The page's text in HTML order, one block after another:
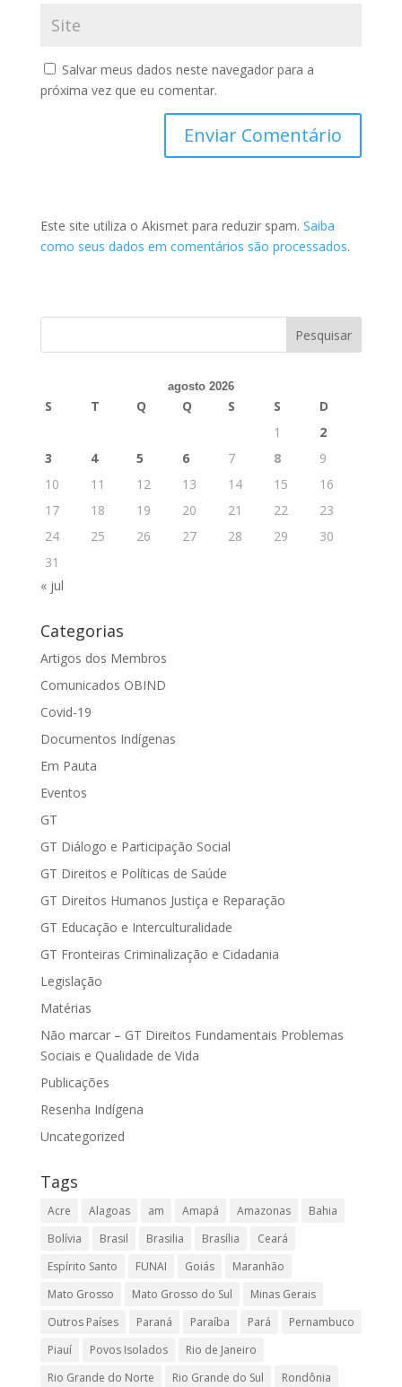
Salvar meus dados neste navegador para a
próxima vez que eu comentar.
Este site utiliza o Akismet para reduzir spam. Saiba
como seus dados em comentários são processados.
agosto 2026
S T Q Q S S
D
1
2
3
4 5 6 7 8
9
10
11 12 13 14 15
16
17
18 19 20 21 22
23
24
25 26 27 28 29
30
31
« jul
Categorias
Artigos dos Membros
Comunicados OBIND
Covid-19
Documentos Indígenas
Em Pauta
Eventos
GT
GT Diálogo e Participação Social
GT Direitos e Políticas de Saúde
GT Direitos Humanos Justiça e Reparação
GT Educação e Interculturalidade
GT Fronteiras Criminalização e Cidadania
Legislação
Matérias
Não marcar – GT Direitos Fundamentais Problemas
Sociais e Qualidade de Vida
Publicações
Resenha Indígena
Uncategorized
Tags
Acre Alagoas am Amapá Amazonas
Bahia
Bolívia
Brasil Brasilia Brasília
Ceará
Espírito Santo
FUNAI Goiás
Maranhão
Mato Grosso
Mato Grosso do Sul
Minas Gerais
Outros Países
Paraná Paraíba Pará
Pernambuco
Piauí
Povos Isolados
Rio de Janeiro
Rio Grande do Norte
Rio Grande do Sul
Rondônia